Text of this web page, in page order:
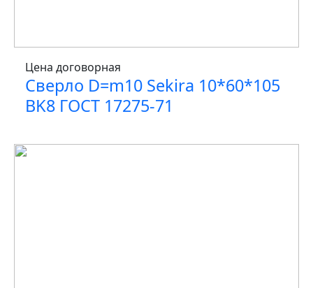
Цена договорная
Сверло D=m10 Sekira 10*60*105
BK8 ГОСТ 17275-71